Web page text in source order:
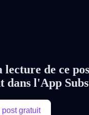
lecture de ce
dans l'App
post gratuit